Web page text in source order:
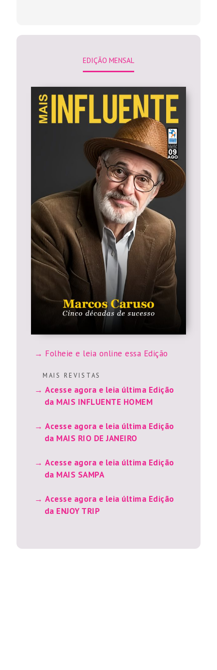
EDIÇÃO MENSAL
Folheie e leia online essa Edição
M A I S R E V I S T A S
Acesse agora e leia última Edição
da MAIS INFLUENTE HOMEM
Acesse agora e leia última Edição
da MAIS RIO DE JANEIRO
Acesse agora e leia última Edição
da MAIS SAMPA
Acesse agora e leia última Edição
da ENJOY TRIP